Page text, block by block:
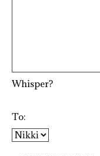
Whisper?
To: